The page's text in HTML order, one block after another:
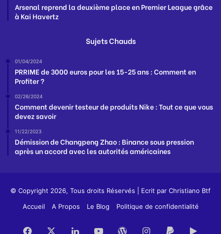
Arsenal reprend la deuxième place en Premier League grâce
à Kai Havertz
Sujets Chauds
01/04/2024
PRRIME de 3000 euros pour les 15-25 ans : Comment en
Profiter ?
02/26/2024
Comment devenir testeur de produits Nike : Tout ce que vous
devez savoir
11/22/2023
Démission de Changpeng Zhao : Binance sous pression
après un accord avec les autorités américaines
© Copyright 2026, Tous droits Réservés | Ecrit par Christiano Btf
Accueil
A Propos Le Blog Politique de confidentialité
Facebook LinkedinYouTubeWordPress
Instagram
PayPal